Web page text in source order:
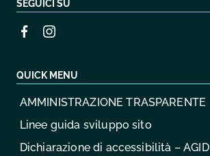
SEGUICI SU
QUICK MENU
AMMINISTRAZIONE TRASPARENTE
Linee guida sviluppo sito
Dichiarazione di accessibilità – AGID